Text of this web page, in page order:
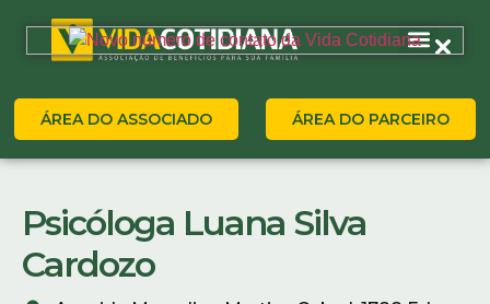
ÁREA DO ASSOCIADO ÁREA DO PARCEIRO
Psicóloga Luana Silva
Cardozo